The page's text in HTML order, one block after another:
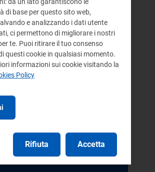
800.166.654
di base per questo sito web,
e analizzando i dati utente
ci permettono di migliorare i nostri
te. Puoi ritirare il tuo consenso
questi cookie in qualsiasi momento.
informazioni sui cookie visitando la
Policy
Rifiuta Accetta